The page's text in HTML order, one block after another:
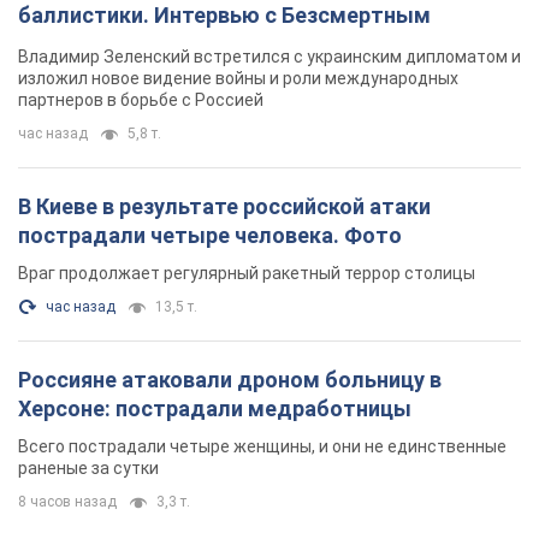
баллистики. Интервью с Безсмертным
Владимир Зеленский встретился с украинским дипломатом и
изложил новое видение войны и роли международных
партнеров в борьбе с Россией
час назад 5,8 т.
В Киеве в результате российской атаки
пострадали четыре человека. Фото
Враг продолжает регулярный ракетный террор столицы
час назад 13,5 т.
Россияне атаковали дроном больницу в
Херсоне: пострадали медработницы
Всего пострадали четыре женщины, и они не единственные
раненые за сутки
8 часов назад 3,3 т.